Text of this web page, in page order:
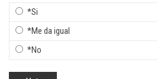
*Si
*Me da igual
*No